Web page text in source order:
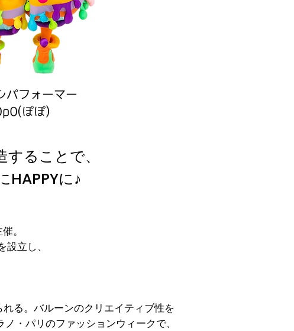
パフォーマー
ぽぽ)
ることで、
HAPPYに♪
。
立し、
る。バルーンのクリエイティブ性を
・パリのファッションウィークで、